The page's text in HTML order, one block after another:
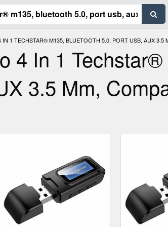
1 TECHSTAR® M135, BLUETOOTH 5.0, PORT USB, AUX 3.5
4 In 1 Techstar®
3.5 Mm,